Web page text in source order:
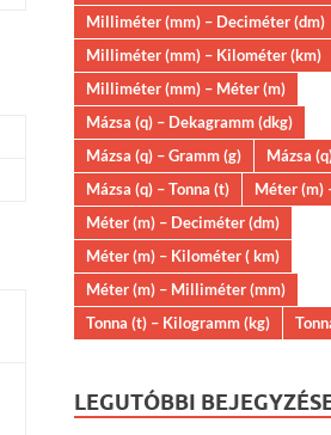
Milliméter (mm) – Deciméter (dm)
Milliméter (mm) – Kilométer (km)
Milliméter (mm) – Méter (m)
Mázsa (q) – Dekagramm (dkg)
Mázsa (q) – Gramm (g)
Mázsa
Mázsa (q) – Tonna (t)
Méter (m)
Méter (m) – Deciméter (dm)
Méter (m) – Kilométer ( km)
Méter (m) – Milliméter (mm)
Tonna (t) – Kilogramm (kg)
LEGUTÓBBI